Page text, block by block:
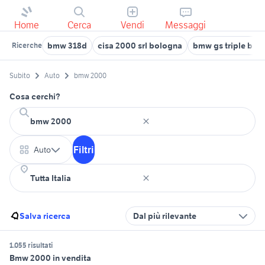
Home Cerca Vendi Messaggi
Ricerche bmw 318d cisa 2000 srl bologna bmw gs triple
Subito Auto bmw 2000
Cosa cerchi?
Auto Filtri
Salva ricerca Dal più rilevante
1.055 risultati
Bmw 2000 in vendita